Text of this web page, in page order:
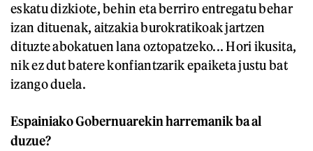
eskatu dizkiote, behin eta berriro entregatu behar
izan dituenak, aitzakia burokratikoak jartzen
dituzte abokatuen lana oztopatzeko... Hori ikusita,
nik ez dut batere konfiantzarik epaiketa justu bat
izango duela.
Espainiako Gobernuarekin harremanik ba al
duzue?